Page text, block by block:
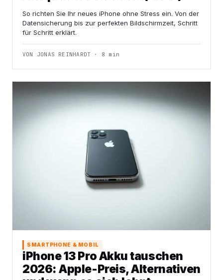
So richten Sie Ihr neues iPhone ohne Stress ein. Von der
Datensicherung bis zur perfekten Bildschirmzeit, Schritt
für Schritt erklärt.
VON JONAS REINHARDT · 8 min
SMARTPHONE & MOBIL
iPhone 13 Pro Akku tauschen
2026: Apple-Preis, Alternativen